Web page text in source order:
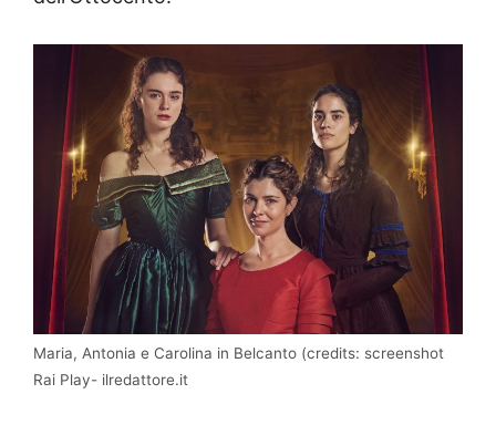
Maria, Antonia e Carolina in Belcanto (credits: screenshot
Rai Play- ilredattore.it